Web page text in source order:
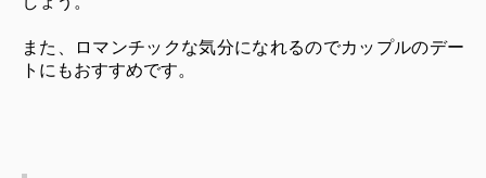
また、ロマンチックな気分になれるのでカップルのデー
トにもおすすめです。